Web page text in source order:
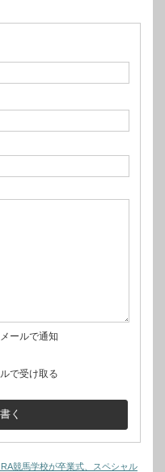
ールで通知
で受け取る
競馬学校が卒業式、スペシャル